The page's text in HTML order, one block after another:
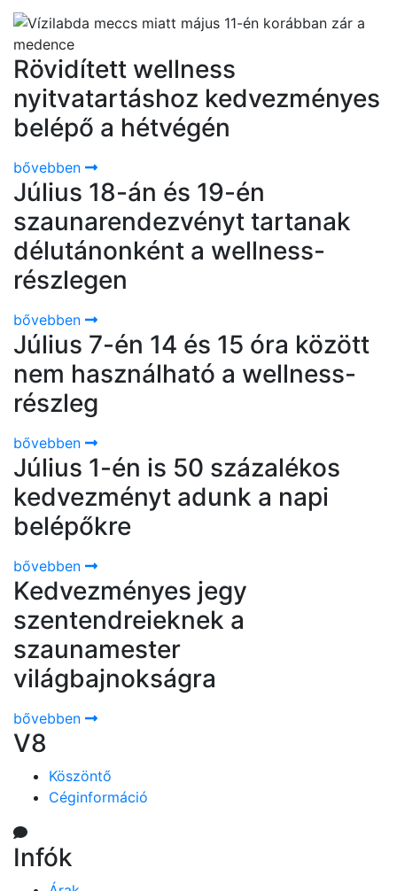
Rövidített wellness
nyitvatartáshoz kedvezményes
belépő a hétvégén
bővebben
Július 18-án és 19-én
szaunarendezvényt tartanak
délutánonként a wellness-
részlegen
bővebben
Július 7-én 14 és 15 óra között
nem használható a wellness-
részleg
bővebben
Július 1-én is 50 százalékos
kedvezményt adunk a napi
belépőkre
bővebben
Kedvezményes jegy
szentendreieknek a
szaunamester
világbajnokságra
bővebben
V8
Köszöntő
Céginformáció
Infók